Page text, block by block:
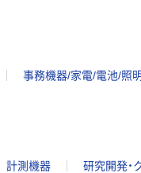
事務機器/家電/電池/照明
計測機器 研究開発・